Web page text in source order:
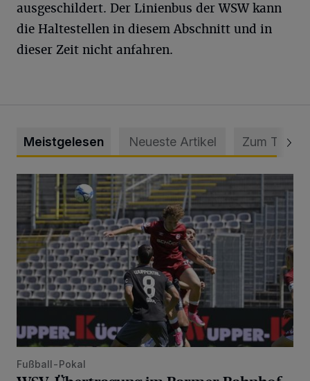
ausgeschildert. Der Linienbus der WSW kann
die Haltestellen in diesem Abschnitt und in
dieser Zeit nicht anfahren.
Meistgelesen Neueste Artikel Zum Thema
WSV: Übertragung im Barmer Bahnhof und klare Ansage
Fußball-Pokal